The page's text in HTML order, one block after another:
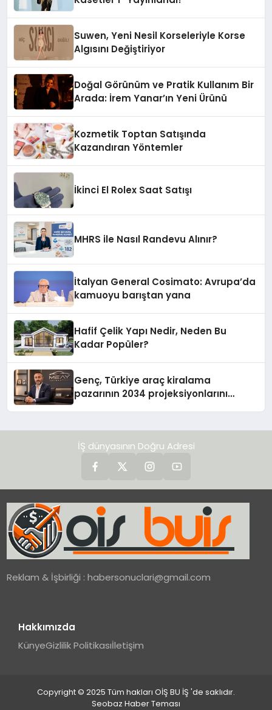
Suwen, Yeni Nesil Korseleriyle Korse
Algısını Değiştiriyor
Doğal Görünüm ve Pratik Kullanım Bir
Arada: İrem Yanar’ın Yeni Ürünü
Kozmetik Toptan Satışında
Kazandıran Yöntemler
İkinci El Rolex Saat Satışı
MHRS ile Nasıl Randevu Alınır?
İtalyan General Cosimato: Avrupa’da
kamuoyu barıştan yana
Hafif Çelik Yapı Nedir, Neden Bu
Kadar Popüler?
Genç, Türkiye araç kiralama
pazarının 2034 projeksiyonlarını
İŞ dünyasının Doğru Adresi
Reklam & İşbirliği :habersonuclari@gmail.com
Hakkımızda
KünyeGizlilik Politikasıİletişim
Copyright © 2025 Tüm hakları OİŞ BU İŞ 'de saklıdır.
Seobaz Haber Teması